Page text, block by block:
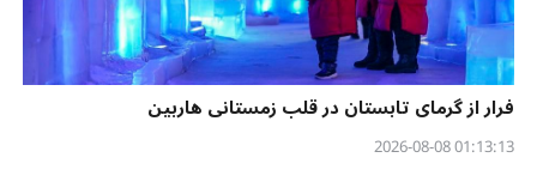
فرار از گرمای تابستان در قلب زمستانی هاربین
01:13:13 2026-08-08